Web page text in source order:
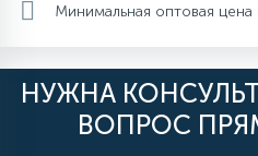
Минимальная оптовая
НУЖНА
ВОПРОС